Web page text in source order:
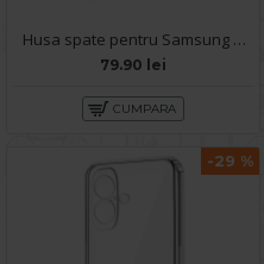
Husa spate pentru Samsung Galaxy S23 FE- Dazzle case
79.90 lei
CUMPARA
-29 %